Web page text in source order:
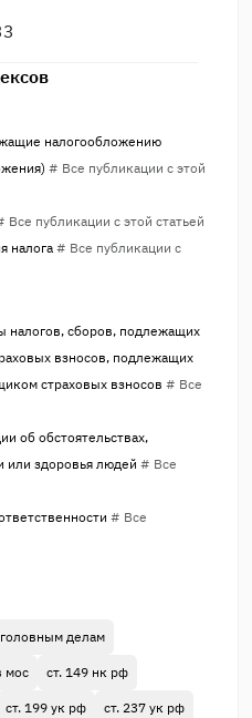
налогообложению
# Все публикации с этой
Все публикации с этой статьей
налога # Все публикации с
налогов, сборов, подлежащих
взносов, подлежащих
страховых взносов # Все
об обстоятельствах,
или здоровья людей # Все
# Все
делам
мос ст. 149 нк рф
ст. 199 ук рф ст. 237 ук рф